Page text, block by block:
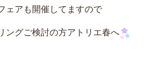
ェアも開催してますので
ングご検討の方アトリエ春へ